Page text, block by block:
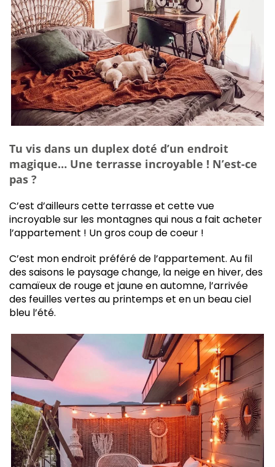
Tu vis dans un duplex doté d’un endroit
magique… Une terrasse incroyable ! N’est-ce
pas ?
C’est d’ailleurs cette terrasse et cette vue
incroyable sur les montagnes qui nous a fait acheter
l’appartement ! Un gros coup de coeur !
C’est mon endroit préféré de l’appartement. Au fil
des saisons le paysage change, la neige en hiver, des
camaïeux de rouge et jaune en automne, l’arrivée
des feuilles vertes au printemps et en un beau ciel
bleu l’été.